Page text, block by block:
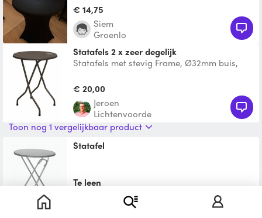
€ 14,75
Siem
Groenlo
Statafels 2 x zeer degelijk
Statafels met stevig Frame, Ø32mm buis,
zware bout. Let op € 25
€ 20,00
Jeroen
Lichtenvoorde
Toon nog 1 vergelijkbaar product
Statafel
Te leen
Winterswijk